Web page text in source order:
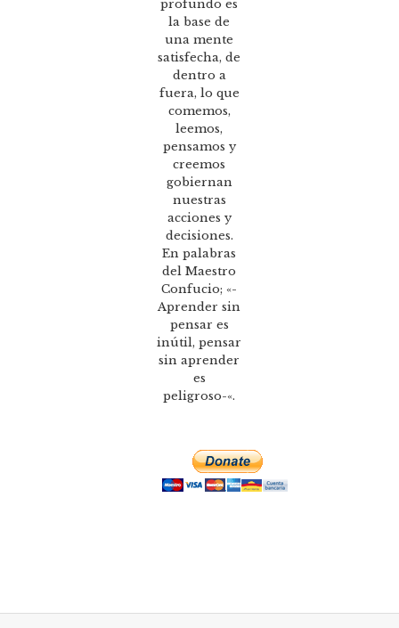
profundo es
la base de
una mente
satisfecha, de
dentro a
fuera, lo que
comemos,
leemos,
pensamos y
creemos
gobiernan
nuestras
acciones y
decisiones.
En palabras
del Maestro
Confucio; «-
Aprender sin
pensar es
inútil, pensar
sin aprender
es
peligroso-«.